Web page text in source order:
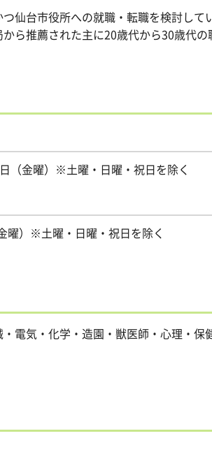
仙台市役所への就職・転職を検討して
ら推薦された主に20歳代から30歳代の
（金曜）※土曜・日曜・祝日を除く
曜）※土曜・日曜・祝日を除く
電気・化学・造園・獣医師・心理・保